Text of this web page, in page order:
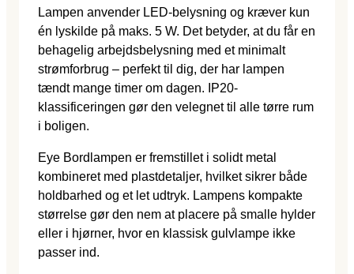
Lampen anvender LED-belysning og kræver kun
én lyskilde på maks. 5 W. Det betyder, at du får en
behagelig arbejdsbelysning med et minimalt
strømforbrug – perfekt til dig, der har lampen
tændt mange timer om dagen. IP20-
klassificeringen gør den velegnet til alle tørre rum
i boligen.
Eye Bordlampen er fremstillet i solidt metal
kombineret med plastdetaljer, hvilket sikrer både
holdbarhed og et let udtryk. Lampens kompakte
størrelse gør den nem at placere på smalle hylder
eller i hjørner, hvor en klassisk gulvlampe ikke
passer ind.